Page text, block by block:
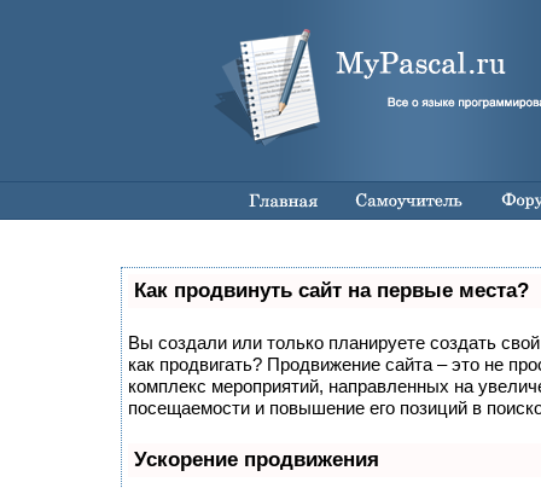
Как продвинуть сайт на первые места?
Вы создали или только планируете создать
как продвигать? Продвижение сайта – это не
комплекс мероприятий, направленных на
посещаемости и повышение его позиций в
Ускорение продвижения